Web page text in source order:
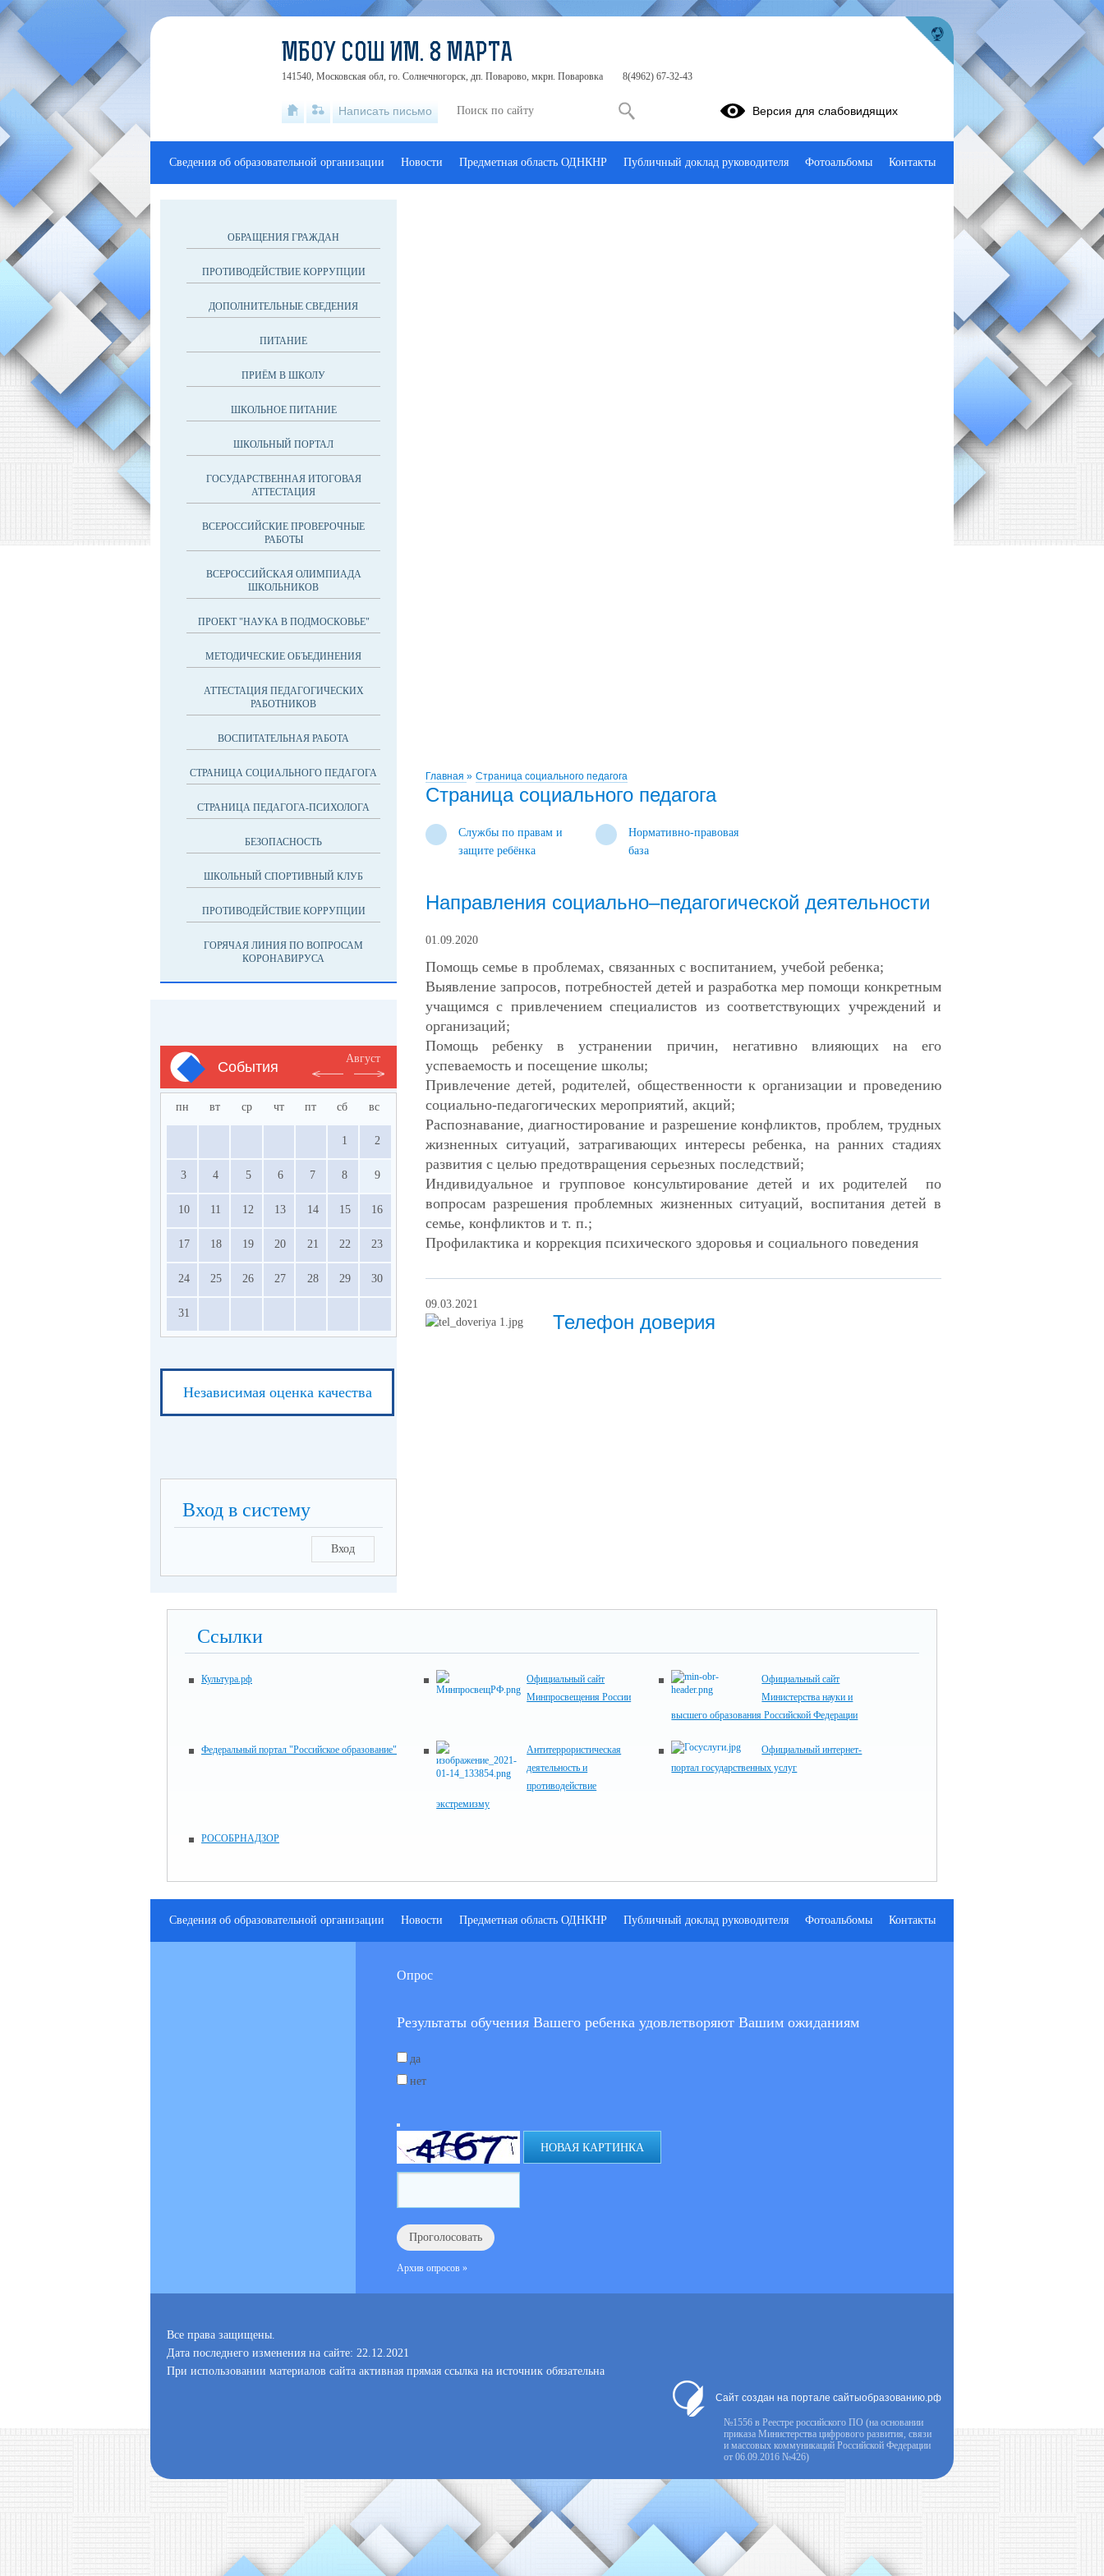
Главная » Страница социального педагога
Страница социального педагога
Службы по правам и
защите ребёнка
Нормативно-правовая
база
Направления социально–педагогической деятельности
01.09.2020
Помощь семье в проблемах, связанных с воспитанием, учебой ребенка;
Выявление запросов, потребностей детей и разработка мер помощи конкретным
учащимся с привлечением специалистов из соответствующих учреждений и
организаций;
Помощь ребенку в устранении причин, негативно влияющих на его
успеваемость и посещение школы;
Привлечение детей, родителей, общественности к организации и проведению
социально-педагогических мероприятий, акций;
Распознавание, диагностирование и разрешение конфликтов, проблем, трудных
жизненных ситуаций, затрагивающих интересы ребенка, на ранних стадиях
развития с целью предотвращения серьезных последствий;
Индивидуальное и групповое консультирование детей и их родителей по
вопросам разрешения проблемных жизненных ситуаций, воспитания детей в
семье, конфликтов и т. п.;
Профилактика и коррекция психического здоровья и социального поведения
09.03.2021
Телефон доверия
ОБРАЩЕНИЯ ГРАЖДАН
ПРОТИВОДЕЙСТВИЕ КОРРУПЦИИ
ДОПОЛНИТЕЛЬНЫЕ СВЕДЕНИЯ
ПИТАНИЕ
ПРИЁМ В ШКОЛУ
ШКОЛЬНОЕ ПИТАНИЕ
ШКОЛЬНЫЙ ПОРТАЛ
ГОСУДАРСТВЕННАЯ ИТОГОВАЯ
АТТЕСТАЦИЯ
ВСЕРОССИЙСКИЕ ПРОВЕРОЧНЫЕ
РАБОТЫ
ВСЕРОССИЙСКАЯ ОЛИМПИАДА
ШКОЛЬНИКОВ
ПРОЕКТ "НАУКА В ПОДМОСКОВЬЕ"
МЕТОДИЧЕСКИЕ ОБЪЕДИНЕНИЯ
АТТЕСТАЦИЯ ПЕДАГОГИЧЕСКИХ
РАБОТНИКОВ
ВОСПИТАТЕЛЬНАЯ РАБОТА
СТРАНИЦА СОЦИАЛЬНОГО ПЕДАГОГА
СТРАНИЦА ПЕДАГОГА-ПСИХОЛОГА
БЕЗОПАСНОСТЬ
ШКОЛЬНЫЙ СПОРТИВНЫЙ КЛУБ
ПРОТИВОДЕЙСТВИЕ КОРРУПЦИИ
ГОРЯЧАЯ ЛИНИЯ ПО ВОПРОСАМ
КОРОНАВИРУСА
События
Август
пн вт ср чт пт сб вс
1 2
3 4 5 6 7 8 9
10 11 12 13 14 15 16
17 18 19 20 21 22 23
24 25 26 27 28 29 30
31
Независимая оценка качества
Вход в систему
Вход
Ссылки
Культура.рф
Официальный сайт
Минпросвещения России
Официальный сайт
Министерства науки и
высшего образования Российской Федерации
Федеральный портал "Российское образование"
Антитеррористическая
деятельность и
противодействие
экстремизму
Официальный интернет-
портал государственных услуг
РОСОБРНАДЗОР
МБОУ СОШ ИМ. 8 МАРТА
141540, Московская обл, го. Солнечногорск, дп. Поварово, мкрн. Поваровка 8(4962) 67-32-43
Написать письмо Версия для слабовидящих
Сведения об образовательной организации Новости Предметная область ОДНКНР Публичный доклад руководителя Фотоальбомы Контакты
Сведения об образовательной организации Новости Предметная область ОДНКНР Публичный доклад руководителя Фотоальбомы Контакты
Опрос
Результаты обучения Вашего ребенка удовлетворяют Вашим ожиданиям
да
нет
НОВАЯ КАРТИНКА
Архив опросов »
Все права защищены.
Дата последнего изменения на сайте: 22.12.2021
При использовании материалов сайта активная прямая ссылка на источник обязательна
Сайт создан на портале сайтыобразованию.рф
№1556 в Реестре российского ПО (на основании
приказа Министерства цифрового развития, связи
и массовых коммуникаций Российской Федерации
от 06.09.2016 №426)